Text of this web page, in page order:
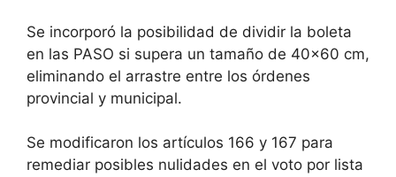
Se incorporó la posibilidad de dividir la boleta
en las PASO si supera un tamaño de 40×60 cm,
eliminando el arrastre entre los órdenes
provincial y municipal.
Se modificaron los artículos 166 y 167 para
remediar posibles nulidades en el voto por lista